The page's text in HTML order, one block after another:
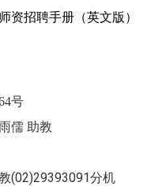
资招聘手册（英文版）
号
儒 助教
(02)29393091分机